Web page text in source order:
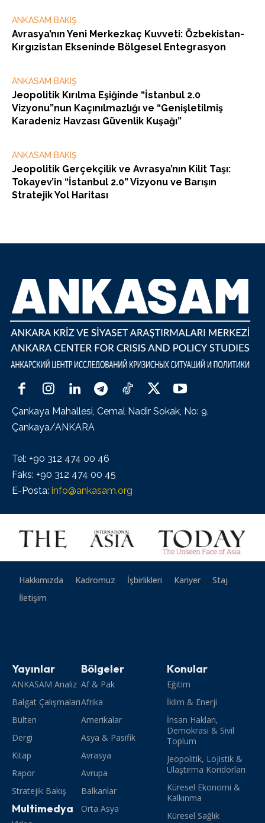
ANKASAM BAKIŞ
Avrasya’nın Yeni Merkezkaç Kuvveti: Özbekistan-
Kırgızistan Ekseninde Bölgesel Entegrasyon
ANKASAM BAKIŞ
Jeopolitik Kırılma Eşiğinde “İstanbul 2.0
Vizyonu”nun Kaçınılmazlığı ve “Genişletilmiş
Karadeniz Havzası Güvenlik Kuşağı”
ANKASAM BAKIŞ
Jeopolitik Gerçekçilik ve Avrasya’nın Kilit Taşı:
Tokayev’in “İstanbul 2.0” Vizyonu ve Barışın
Stratejik Yol Haritası
Çankaya Mahallesi, Cemal Nadir Sokak, No: 9,
Çankaya/ANKARA
Tel: +90 312 474 00 46
Faks: +90 312 474 00 45
E-Posta: info@ankasam.org
Hakkımızda Kadromuz İşbirlikleri Kariyer
Staj
İletişim
Yayınlar
ANKASAM Analiz
Balgat Çalışmaları
Bülten
Dergi
Kitap
Rapor
Stratejik Bakış
Multimedya
Bölgeler
Af & Pak
Afrika
Amerikalar
Asya & Pasifik
Avrasya
Avrupa
Balkanlar
Orta Asya
Konular
Eğitim
İklim & Enerji
İnsan Hakları,
Demokrasi & Sivil
Toplum
Jeopolitik, Lojistik &
Ulaştırma Koridorları
Küresel Ekonomi &
Kalkınma
Küresel Sağlık